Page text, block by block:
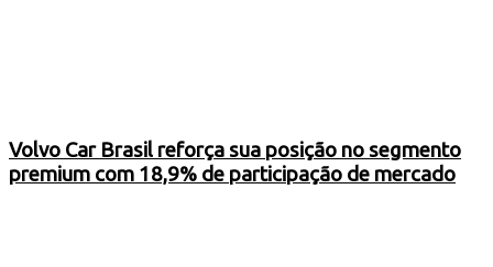
Volvo Car Brasil reforça sua posição no segmento
premium com 18,9% de participação de mercado